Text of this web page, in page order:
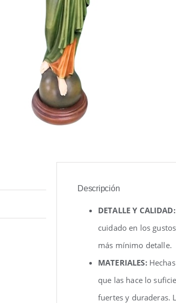
Descripción
DETALLE Y CALIDAD:
cuidado en los
más mínimo detalle.
MATERIALES:
que las hace lo
fuertes y duraderas.